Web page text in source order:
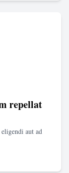
repellat
aut ad